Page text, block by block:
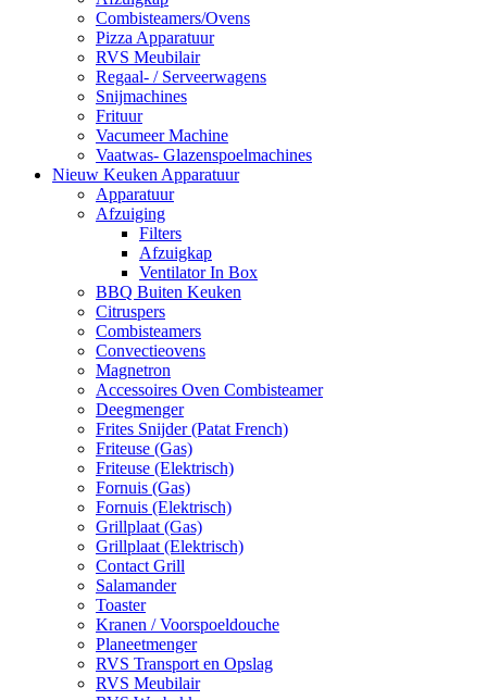
Combisteamers/Ovens
Pizza Apparatuur
RVS Meubilair
Regaal- / Serveerwagens
Snijmachines
Frituur
Vacumeer Machine
Vaatwas- Glazenspoelmachines
Nieuw Keuken Apparatuur
Apparatuur
Afzuiging
Filters
Afzuigkap
Ventilator In Box
BBQ Buiten Keuken
Citruspers
Combisteamers
Convectieovens
Magnetron
Accessoires Oven Combisteamer
Deegmenger
Frites Snijder (Patat French)
Friteuse (Gas)
Friteuse (Elektrisch)
Fornuis (Gas)
Fornuis (Elektrisch)
Grillplaat (Gas)
Grillplaat (Elektrisch)
Contact Grill
Salamander
Toaster
Kranen / Voorspoeldouche
Planeetmenger
RVS Transport en Opslag
RVS Meubilair